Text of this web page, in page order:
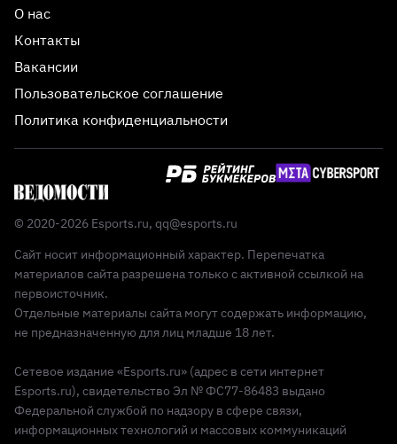
О нас
Контакты
Вакансии
Пользовательское соглашение
Политика конфиденциальности
© 2020-2026 Esports.ru, qq@esports.ru
Сайт носит информационный характер. Перепечатка
материалов сайта разрешена только с активной ссылкой на
первоисточник.
Отдельные материалы сайта могут содержать информацию,
не предназначенную для лиц младше 18 лет.
Сетевое издание «Esports.ru» (адрес в сети интернет
Esports.ru), свидетельство Эл № ФС77-86483 выдано
Федеральной службой по надзору в сфере связи,
информационных технологий и массовых коммуникаций